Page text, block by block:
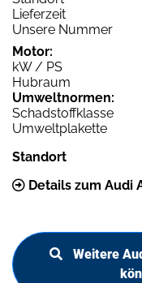
Lieferzeit
Unsere Nummer
Motor:
kW / PS
Hubraum
Umweltnormen:
Schadstoffklasse
Umweltplakette
Standort
Details zum Audi
Weitere